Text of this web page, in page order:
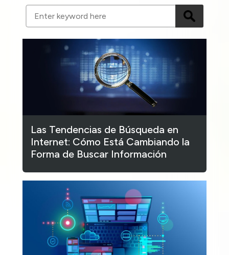
Las Tendencias de Búsqueda en
Internet: Cómo Está Cambiando la
Forma de Buscar Información